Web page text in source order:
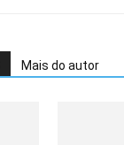
Mais do autor